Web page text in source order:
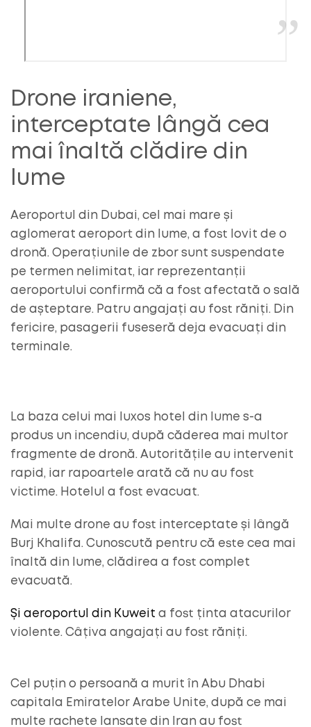
Drone iraniene,
interceptate lângă cea
mai înaltă clădire din
lume
Aeroportul din Dubai, cel mai mare și
aglomerat aeroport din lume, a fost lovit de o
dronă. Operațiunile de zbor sunt suspendate
pe termen nelimitat, iar reprezentanții
aeroportului confirmă că a fost afectată o sală
de așteptare. Patru angajați au fost răniți. Din
fericire, pasagerii fuseseră deja evacuați din
terminale.
La baza celui mai luxos hotel din lume s-a
produs un incendiu, după căderea mai multor
fragmente de dronă. Autoritățile au intervenit
rapid, iar rapoartele arată că nu au fost
victime. Hotelul a fost evacuat.
Mai multe drone au fost interceptate și lângă
Burj Khalifa. Cunoscută pentru că este cea mai
înaltă din lume, clădirea a fost complet
evacuată.
Și aeroportul din Kuweit a fost ținta atacurilor
violente. Câțiva angajați au fost răniți.
Cel puțin o persoană a murit în Abu Dhabi
capitala Emiratelor Arabe Unite, după ce mai
multe rachete lansate din Iran au fost